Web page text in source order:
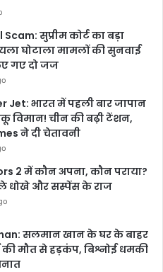
सुप्रीम कोर्ट का बड़ा
घोटाला मामलों की सुनवाई
गए दो जज
Jet: भारत में पहली बार जापान
विमान! चीन की बढ़ी टेंशन,
ने दी चेतावनी
2 में कौन अपना, कौन पराया?
धोखे और सस्पेंस के राज
सलमान खान के घर के बाहर
मौत से हड़कंप, बिश्नोई धमकी